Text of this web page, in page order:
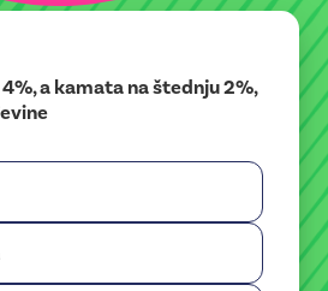
a kamata na štednju 2%,
Objašnjenje